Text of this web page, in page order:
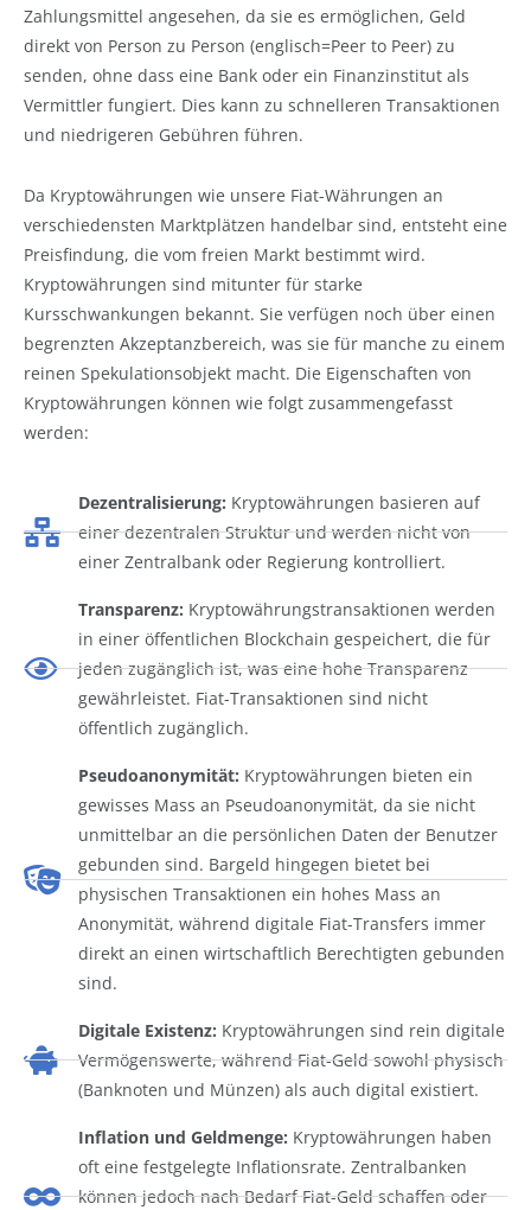
Zahlungsmittel angesehen, da sie es ermöglichen, Geld
direkt von Person zu Person (englisch=Peer to Peer) zu
senden, ohne dass eine Bank oder ein Finanzinstitut als
Vermittler fungiert. Dies kann zu schnelleren Transaktionen
und niedrigeren Gebühren führen.
Da Kryptowährungen wie unsere Fiat-Währungen an
verschiedensten Marktplätzen handelbar sind, entsteht eine
Preisfindung, die vom freien Markt bestimmt wird.
Kryptowährungen sind mitunter für starke
Kursschwankungen bekannt. Sie verfügen noch über einen
begrenzten Akzeptanzbereich, was sie für manche zu einem
reinen Spekulationsobjekt macht. Die Eigenschaften von
Kryptowährungen können wie folgt zusammengefasst
werden:
Dezentralisierung: Kryptowährungen basieren auf
einer dezentralen Struktur und werden nicht von
einer Zentralbank oder Regierung kontrolliert.
Transparenz: Kryptowährungstransaktionen werden
in einer öffentlichen Blockchain gespeichert, die für
jeden zugänglich ist, was eine hohe Transparenz
gewährleistet. Fiat-Transaktionen sind nicht
öffentlich zugänglich.
Pseudoanonymität: Kryptowährungen bieten ein
gewisses Mass an Pseudoanonymität, da sie nicht
unmittelbar an die persönlichen Daten der Benutzer
gebunden sind. Bargeld hingegen bietet bei
physischen Transaktionen ein hohes Mass an
Anonymität, während digitale Fiat-Transfers immer
direkt an einen wirtschaftlich Berechtigten gebunden
sind.
Digitale Existenz: Kryptowährungen sind rein digitale
Vermögenswerte, während Fiat-Geld sowohl physisch
(Banknoten und Münzen) als auch digital existiert.
Inflation und Geldmenge: Kryptowährungen haben
oft eine festgelegte Inflationsrate. Zentralbanken
können jedoch nach Bedarf Fiat-Geld schaffen oder